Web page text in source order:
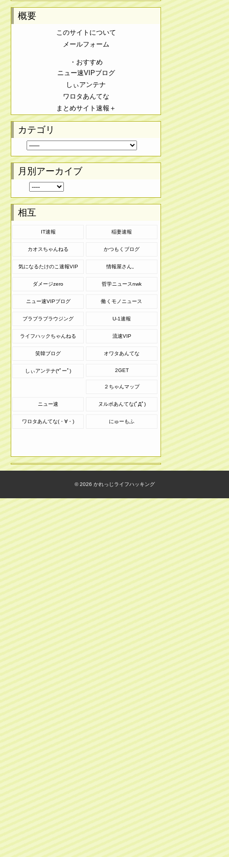
概要
このサイトについて
メールフォーム
・おすすめ
ニュー速VIPブログ
しぃアンテナ
ワロタあんてな
まとめサイト速報＋
カテゴリ
月別アーカイブ
相互
IT速報 稲妻速報
カオスちゃんねる かつもくブログ
気になるたけのこ速報VIP 情報屋さん。
ダメージzero 哲学ニュースnwk
ニュー速VIPブログ 働くモノニュース
ブラブラブラウジング U-1速報
ライフハックちゃんねる 流速VIP
笑韓ブログ オワタあんてな
しぃアンテナ(*ﾟーﾟ) 2GET
２ちゃんマップ
ニュー速 ヌルポあんてな(ﾟДﾟ)
ワロタあんてな(・∀・) にゅーもふ
© 2026 かれっじライフハッキング